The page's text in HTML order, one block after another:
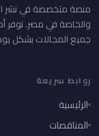
منصة متخصصة في نشر
والخاصة في مصر. نوفر
جميع المجالات بشكل
روابط سريعة
الرئيسية
المناقصات